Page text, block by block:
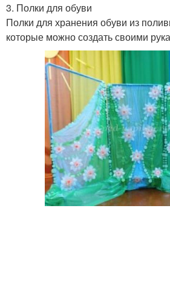
3. Полки для обуви
Полки для хранения обуви из
которые можно создать своими